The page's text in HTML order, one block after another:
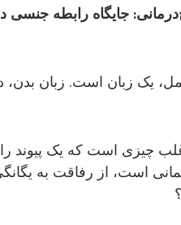
یک زبان است. زبان
است، از رفاقت به یگانگی، از